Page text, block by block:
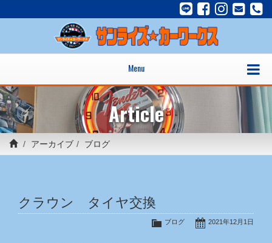
Menu
Article
アーカイブ ブログ
クラウン タイヤ交換
2021年12月1日
ブログ